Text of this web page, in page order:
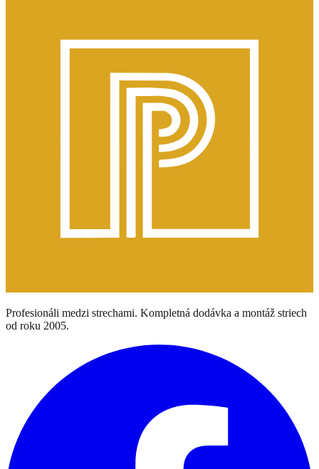
Profesionáli medzi strechami. Kompletná dodávka a montáž striech
od roku 2005.